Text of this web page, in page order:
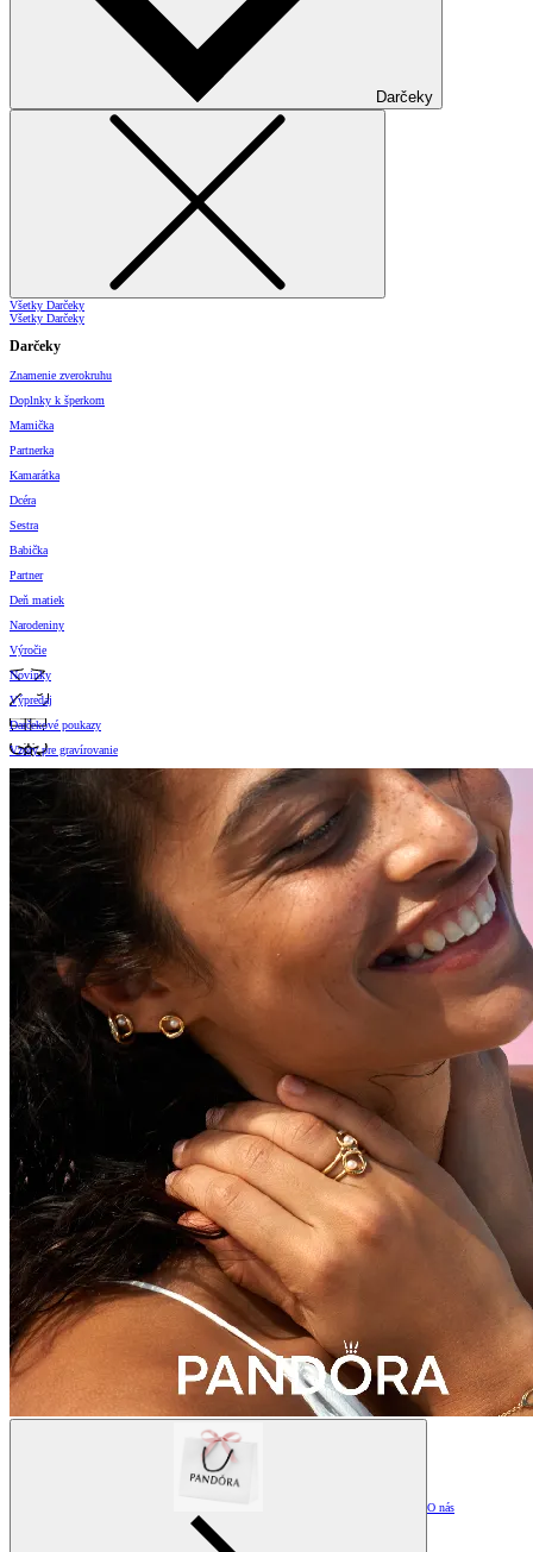
Darčeky
Všetky Darčeky
Všetky Darčeky
Darčeky
Znamenie zverokruhu
Doplnky k šperkom
Mamička
Partnerka
Kamarátka
Dcéra
Sestra
Babička
Partner
Deň matiek
Narodeniny
Výročie
Novinky
Výpredaj
Darčekové poukazy
Vzory pre gravírovanie
O nás